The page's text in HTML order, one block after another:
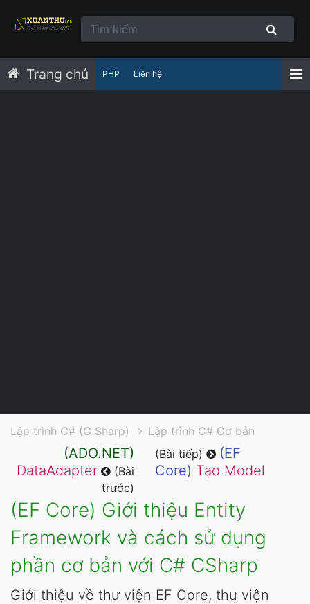
Trang chủ PHP Liên hệ
Lập trình C# (C Sharp) Lập trình C# Cơ bản
(ADO.NET)
DataAdapter
(Bài
trước)
(Bài tiếp)
(EF
Core) Tạo Model
(EF Core) Giới thiệu Entity
Framework và cách sử dụng
phần cơ bản với C# CSharp
Giới thiệu về thư viện EF Core, thư viện